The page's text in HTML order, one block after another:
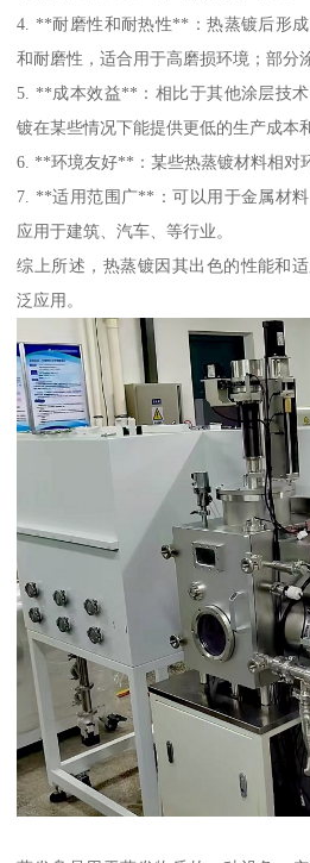
4. **耐磨性和耐热性**：热蒸镀后形
和耐磨性，适合用于高磨损环境；部分
5. **成本效益**：相比于其他涂层技
镀在某些情况下能提供更低的生产成本
6. **环境友好**：某些热蒸镀材料相对
7. **适用范围广**：可以用于金属材
应用于建筑、汽车、等行业。
综上所述，热蒸镀因其出色的性能和
泛应用。